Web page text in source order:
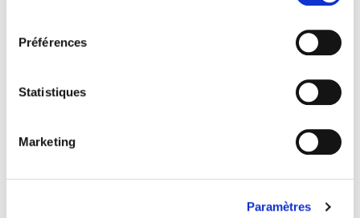
Préférences
Statistiques
Marketing
Paramètres
Toulouse
Rennes
Campus Chinois
Marseille